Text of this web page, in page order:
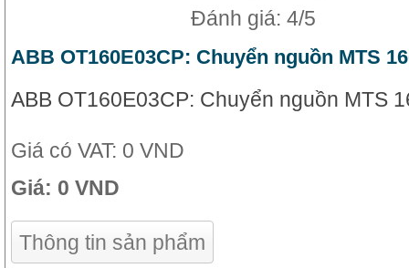
Đánh giá: 4/5
ABB OT160E03CP: Chuyển nguồn MTS
ABB OT160E03CP: Chuyển nguồn MTS
Giá có VAT: 0 VND
Giá: 0 VND
Thông tin sản phẩm